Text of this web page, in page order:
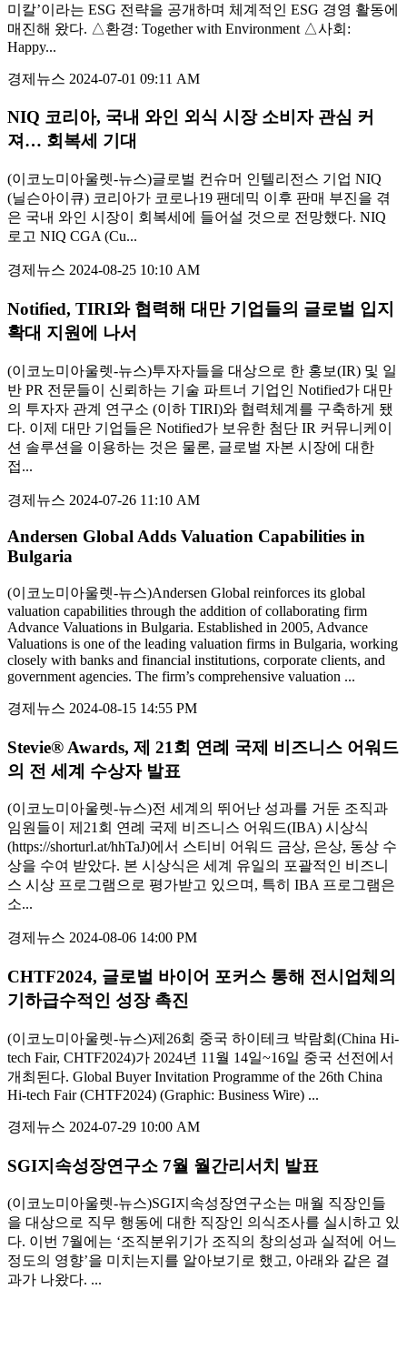
미칼’이라는 ESG 전략을 공개하며 체계적인 ESG 경영 활동에
매진해 왔다. △환경: Together with Environment △사회:
Happy...
경제뉴스 2024-07-01 09:11 AM
NIQ 코리아, 국내 와인 외식 시장 소비자 관심 커
져… 회복세 기대
(이코노미아울렛-뉴스)글로벌 컨슈머 인텔리전스 기업 NIQ
(닐슨아이큐) 코리아가 코로나19 팬데믹 이후 판매 부진을 겪
은 국내 와인 시장이 회복세에 들어설 것으로 전망했다. NIQ
로고 NIQ CGA (Cu...
경제뉴스 2024-08-25 10:10 AM
Notified, TIRI와 협력해 대만 기업들의 글로벌 입지
확대 지원에 나서
(이코노미아울렛-뉴스)투자자들을 대상으로 한 홍보(IR) 및 일
반 PR 전문들이 신뢰하는 기술 파트너 기업인 Notified가 대만
의 투자자 관계 연구소 (이하 TIRI)와 협력체계를 구축하게 됐
다. 이제 대만 기업들은 Notified가 보유한 첨단 IR 커뮤니케이
션 솔루션을 이용하는 것은 물론, 글로벌 자본 시장에 대한
접...
경제뉴스 2024-07-26 11:10 AM
Andersen Global Adds Valuation Capabilities in
Bulgaria
(이코노미아울렛-뉴스)Andersen Global reinforces its global
valuation capabilities through the addition of collaborating firm
Advance Valuations in Bulgaria. Established in 2005, Advance
Valuations is one of the leading valuation firms in Bulgaria, working
closely with banks and financial institutions, corporate clients, and
government agencies. The firm’s comprehensive valuation ...
경제뉴스 2024-08-15 14:55 PM
Stevie® Awards, 제 21회 연례 국제 비즈니스 어워드
의 전 세계 수상자 발표
(이코노미아울렛-뉴스)전 세계의 뛰어난 성과를 거둔 조직과
임원들이 제21회 연례 국제 비즈니스 어워드(IBA) 시상식
(https://shorturl.at/hhTaJ)에서 스티비 어워드 금상, 은상, 동상 수
상을 수여 받았다. 본 시상식은 세계 유일의 포괄적인 비즈니
스 시상 프로그램으로 평가받고 있으며, 특히 IBA 프로그램은
소...
경제뉴스 2024-08-06 14:00 PM
CHTF2024, 글로벌 바이어 포커스 통해 전시업체의
기하급수적인 성장 촉진
(이코노미아울렛-뉴스)제26회 중국 하이테크 박람회(China Hi-
tech Fair, CHTF2024)가 2024년 11월 14일~16일 중국 선전에서
개최된다. Global Buyer Invitation Programme of the 26th China
Hi-tech Fair (CHTF2024) (Graphic: Business Wire) ...
경제뉴스 2024-07-29 10:00 AM
SGI지속성장연구소 7월 월간리서치 발표
(이코노미아울렛-뉴스)SGI지속성장연구소는 매월 직장인들
을 대상으로 직무 행동에 대한 직장인 의식조사를 실시하고 있
다. 이번 7월에는 ‘조직분위기가 조직의 창의성과 실적에 어느
정도의 영향’을 미치는지를 알아보기로 했고, 아래와 같은 결
과가 나왔다. ...